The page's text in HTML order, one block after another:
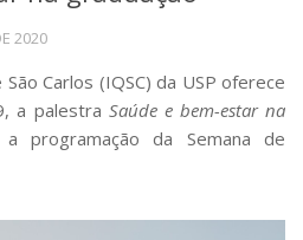
2020
Carlos (IQSC) da USP oferece
a palestra Saúde e bem-estar na
programação da Semana de